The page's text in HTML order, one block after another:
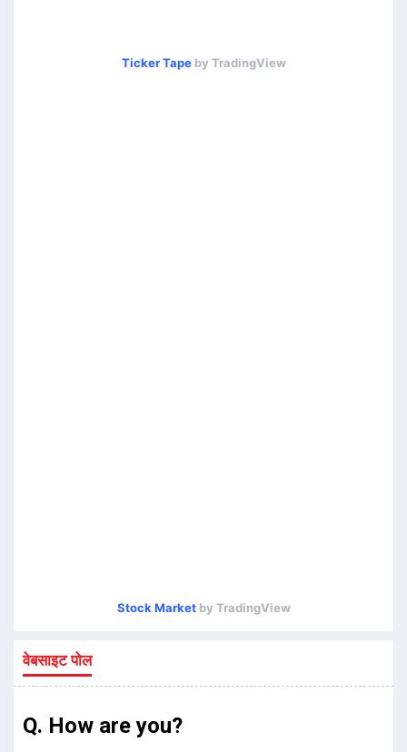
Ticker Tapeby TradingView
Stock Marketby TradingView
वेबसाइट पोल
Q. How are you?